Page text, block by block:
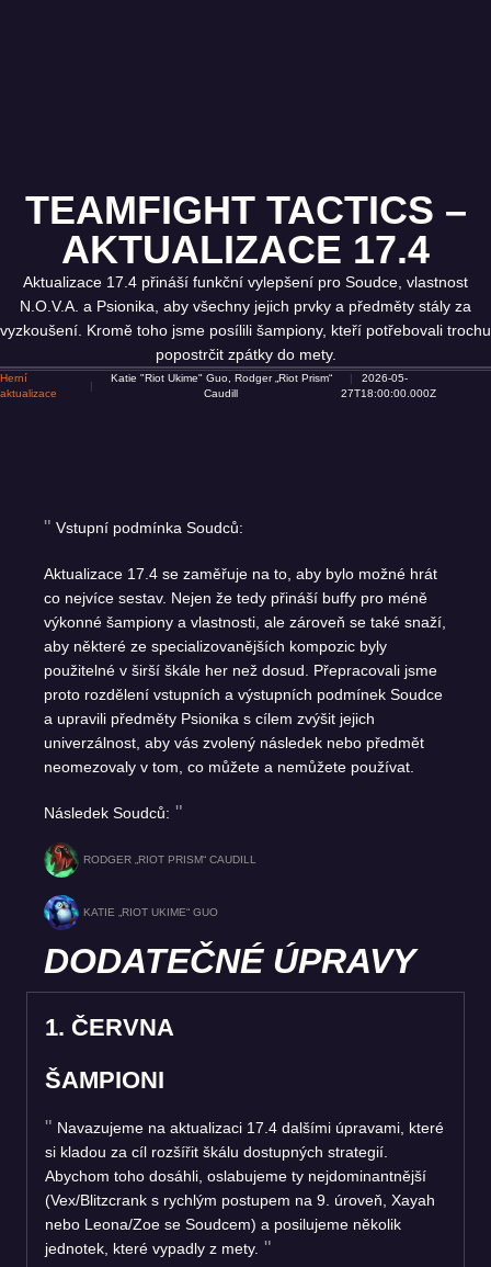
TEAMFIGHT TACTICS –
AKTUALIZACE 17.4
Aktualizace 17.4 přináší funkční vylepšení pro Soudce, vlastnost
N.O.V.A. a Psionika, aby všechny jejich prvky a předměty stály za
vyzkoušení. Kromě toho jsme posílili šampiony, kteří potřebovali trochu
popostrčit zpátky do mety.
Herní
aktualizace
Katie "Riot Ukime" Guo, Rodger „Riot Prism“
Caudill
2026-05-
27T18:00:00.000Z
Vstupní podmínka Soudců:
Aktualizace 17.4 se zaměřuje na to, aby bylo možné hrát
co nejvíce sestav. Nejen že tedy přináší buffy pro méně
výkonné šampiony a vlastnosti, ale zároveň se také snaží,
aby některé ze specializovanějších kompozic byly
použitelné v širší škále her než dosud. Přepracovali jsme
proto rozdělení vstupních a výstupních podmínek Soudce
a upravili předměty Psionika s cílem zvýšit jejich
univerzálnost, aby vás zvolený následek nebo předmět
neomezovaly v tom, co můžete a nemůžete používat.
Následek Soudců:
RODGER „RIOT PRISM“ CAUDILL
KATIE „RIOT UKIME“ GUO
DODATEČNÉ ÚPRAVY
1. ČERVNA
ŠAMPIONI
Navazujeme na aktualizaci 17.4 dalšími úpravami, které
si kladou za cíl rozšířit škálu dostupných strategií.
Abychom toho dosáhli, oslabujeme ty nejdominantnější
(Vex/Blitzcrank s rychlým postupem na 9. úroveň, Xayah
nebo Leona/Zoe se Soudcem) a posilujeme několik
jednotek, které vypadly z mety.